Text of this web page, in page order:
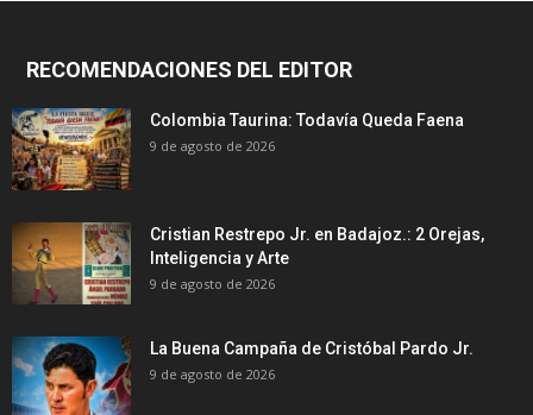
RECOMENDACIONES DEL EDITOR
Colombia Taurina: Todavía Queda Faena
9 de agosto de 2026
Cristian Restrepo Jr. en Badajoz.: 2 Orejas,
Inteligencia y Arte
9 de agosto de 2026
La Buena Campaña de Cristóbal Pardo Jr.
9 de agosto de 2026